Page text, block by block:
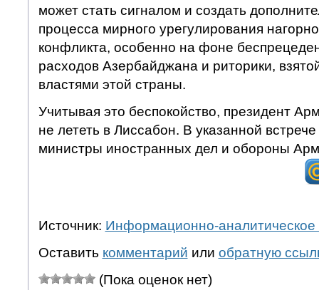
может стать сигналом и создать
процесса мирного урегулирования
конфликта, особенно на фоне
расходов Азербайджана и риторики,
властями этой страны.
Учитывая это беспокойство, президент
не лететь в Лиссабон. В указанной
министры иностранных дел и обороны
Источник: Информационно-аналитическое
Оставить комментарий или обратную
(Пока оценок нет)